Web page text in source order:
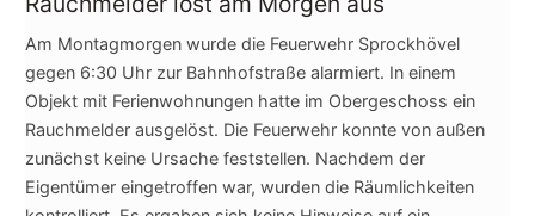
Am Montagmorgen wurde die Feuerwehr Sprockhövel
gegen 6:30 Uhr zur Bahnhofstraße alarmiert. In einem
Objekt mit Ferienwohnungen hatte im Obergeschoss ein
Rauchmelder ausgelöst. Die Feuerwehr konnte von außen
zunächst keine Ursache feststellen. Nachdem der
Eigentümer eingetroffen war, wurden die Räumlichkeiten